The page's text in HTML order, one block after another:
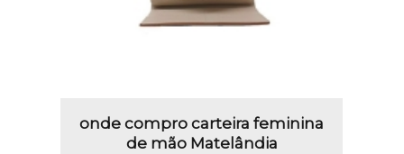
onde compro carteira feminina
de mão Matelândia